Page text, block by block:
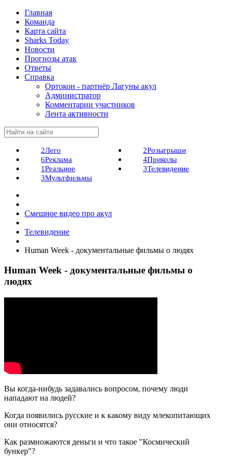
Главная
Команда
Карта сайта
Sharks Today
Новости
Прогнозы атак
Ответы
Справка
Ортокон - партнёр Лагуны акул
Администратор
Комментарии участников
Лента активности
2Лего
6Реклама
1Реальное
3Мультфильмы
2Розыгрыши
4Приколы
3Телевидение
Смешное видео про акул
Телевидение
Human Week - документальные фильмы о людях
Human Week - документальные фильмы о
людях
Вы когда-нибудь задавались вопросом, почему люди
нападают на людей?
Когда появились русские и к какому виду млекопитающих
они относятся?
Как размножаются деньги и что такое "Космический
бункер"?